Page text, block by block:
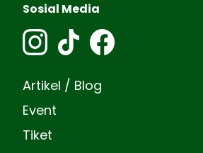
Sosial Media
Artikel / Blog
Event
Tiket